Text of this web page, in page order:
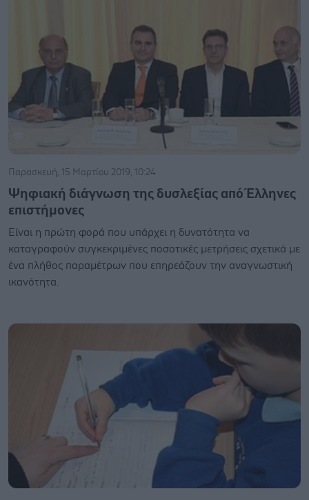
Παρασκευή, 15 Μαρτίου 2019, 10:24
Ψηφιακή διάγνωση της δυσλεξίας από Έλληνες
επιστήμονες
Είναι η πρώτη φορά που υπάρχει η δυνατότητα να
καταγραφούν συγκεκριμένες ποσοτικές μετρήσεις σχετικά με
ένα πλήθος παραμέτρων που επηρεάζουν την αναγνωστική
ικανότητα.